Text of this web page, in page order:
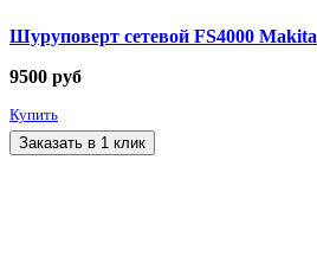
Шуруповерт сетевой FS4000 Makita
9500 руб
Купить
Заказать в 1 клик